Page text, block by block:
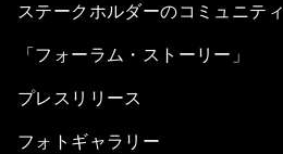
ステークホルダーのコミュニティ
「フォーラム・ストーリー」
プレスリリース
フォトギャラリー